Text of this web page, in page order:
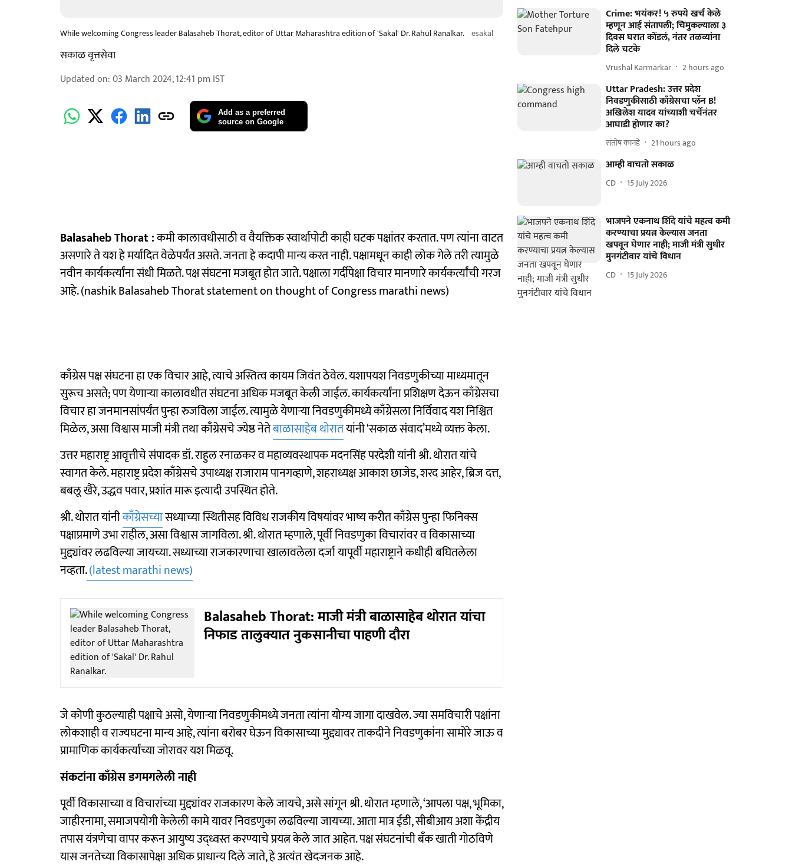
While welcoming Congress leader Balasaheb Thorat, editor of Uttar Maharashtra edition of 'Sakal' Dr. Rahul Ranalkar. esakal
सकाळ वृत्तसेवा
Updated on:03 March 2024, 12:41 pm IST
Add as a preferred
source on Google
Balasaheb Thorat :कमी कालावधीसाठी व वैयक्तिक स्वार्थापोटी काही घटक पक्षांतर करतात. पण त्यांना वाटत
असणारे ते यश हे मर्यादित वेळेपर्यंत असते. जनता हे कदापी मान्य करत नाही. पक्षामधून काही लोक गेले तरी त्यामुळे
नवीन कार्यकर्त्यांना संधी मिळते. पक्ष संघटना मजबूत होत जाते. पक्षाला गर्दीपेक्षा विचार मानणारे कार्यकर्त्यांची गरज
आहे. (nashik Balasaheb Thorat statement on thought of Congress marathi news)
काँग्रेस पक्ष संघटना हा एक विचार आहे, त्याचे अस्तित्व कायम जिवंत ठेवेल. यशापयश निवडणुकीच्या माध्यमातून
सुरूच असते; पण येणाऱ्या कालावधीत संघटना अधिक मजबूत केली जाईल. कार्यकर्त्यांना प्रशिक्षण देऊन काँग्रेसचा
विचार हा जनमानसांपर्यंत पुन्हा रुजविला जाईल. त्यामुळे येणाऱ्या निवडणुकीमध्ये काँग्रेसला निर्विवाद यश निश्चित
मिळेल, असा विश्वास माजी मंत्री तथा काँग्रेसचे ज्येष्ठ नेतेबाळासाहेब थोरातयांनी ‘सकाळ संवाद’मध्ये व्यक्त केला.
उत्तर महाराष्ट्र आवृत्तीचे संपादक डॉ. राहुल रनाळकर व महाव्यवस्थापक मदनसिंह परदेशी यांनी श्री. थोरात यांचे
स्वागत केले. महाराष्ट्र प्रदेश काँग्रेसचे उपाध्यक्ष राजाराम पानगव्हाणे, शहराध्यक्ष आकाश छाजेड, शरद आहेर, ब्रिज दत्त,
बबलू खैरे, उद्धव पवार, प्रशांत मारू इत्यादी उपस्थित होते.
श्री. थोरात यांनीकाँग्रेसच्यासध्याच्या स्थितीसह विविध राजकीय विषयांवर भाष्य करीत काँग्रेस पुन्हा फिनिक्स
पक्षाप्रमाणे उभा राहील, असा विश्वास जागविला. श्री. थोरात म्हणाले, पूर्वी निवडणुका विचारांवर व विकासाच्या
मुद्द्यांवर लढविल्या जायच्या. सध्याच्या राजकारणाचा खालावलेला दर्जा यापूर्वी महाराष्ट्राने कधीही बघितलेला
नव्हता.(latest marathi news)
Balasaheb Thorat: माजी मंत्री बाळासाहेब थोरात यांचा
निफाड तालुक्यात नुकसानीचा पाहणी दौरा
जे कोणी कुठल्याही पक्षाचे असो, येणाऱ्या निवडणुकीमध्ये जनता त्यांना योग्य जागा दाखवेल. ज्या समविचारी पक्षांना
लोकशाही व राज्यघटना मान्य आहे, त्यांना बरोबर घेऊन विकासाच्या मुद्द्यावर ताकदीने निवडणुकांना सामोरे जाऊ व
प्रामाणिक कार्यकर्त्यांच्या जोरावर यश मिळवू.
संकटांना काँग्रेस डगमगलेली नाही
पूर्वी विकासाच्या व विचारांच्या मुद्द्यांवर राजकारण केले जायचे, असे सांगून श्री. थोरात म्हणाले, ‘आपला पक्ष, भूमिका,
जाहीरनामा, समाजपयोगी केलेली कामे यावर निवडणुका लढविल्या जायच्या. आता मात्र ईडी, सीबीआय अशा केंद्रीय
तपास यंत्रणेचा वापर करून आयुष्य उद्‍ध्वस्त करण्याचे प्रयत्न केले जात आहेत. पक्ष संघटनांची बँक खाती गोठविणे
यास जनतेच्या विकासापेक्षा अधिक प्राधान्य दिले जाते, हे अत्यंत खेदजनक आहे.
Crime: भयंकर! ५ रुपये खर्च केले
म्हणून आई संतापली; चिमुकल्याला ३
दिवस घरात कोंडलं, नंतर तळव्यांना
दिले चटके
Vrushal Karmarkar 2 hours ago
Uttar Pradesh: उत्तर प्रदेश
निवडणुकीसाठी काँग्रेसचा प्लॅन B!
अखिलेश यादव यांच्याशी चर्चेनंतर
आघाडी होणार का?
संतोष कानडे 21 hours ago
आम्ही वाचतो सकाळ
CD 15 July 2026
भाजपने एकनाथ शिंदे यांचे महत्व कमी
करण्याचा प्रयत्न केल्यास जनता
खपवून घेणार नाही; माजी मंत्री सुधीर
मुनगंटीवार यांचे विधान
CD 15 July 2026